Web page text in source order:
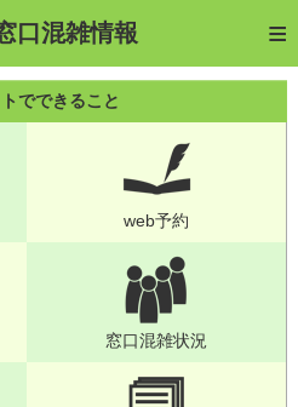
口混雑情報
でできること
web予約
窓口混雑状況